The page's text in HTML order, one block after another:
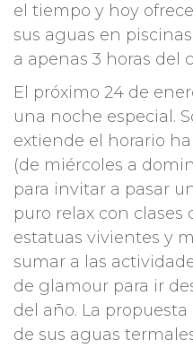
el tiempo y hoy
sus aguas en
a apenas 3 horas del
El próximo 24 de
una noche especial.
extiende el horario
(de miércoles a
para invitar a pasar
puro relax con clases
estatuas vivientes y
sumar a las
de glamour para ir
del año. La
de sus aguas